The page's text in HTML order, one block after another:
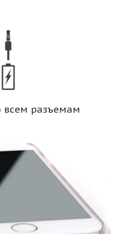
всем разъемам